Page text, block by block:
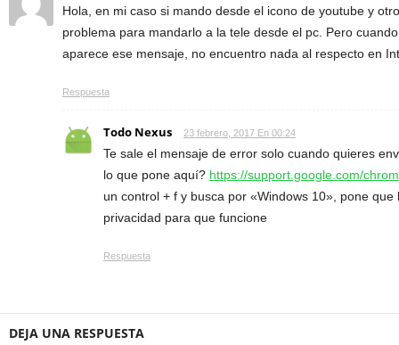
Hola, en mi caso si mando desde el icono de youtube y
problema para mandarlo a la tele desde el pc. Pero
aparece ese mensaje, no encuentro nada al respecto en
Respuesta
Todo Nexus 23 febrero, 2017 En 00:24
Te sale el mensaje de error solo cuando quieres
lo que pone aquí? https://support.google.com/
un control + f y busca por «Windows 10», pone
privacidad para que funcione
Respuesta
DEJA UNA RESPUESTA